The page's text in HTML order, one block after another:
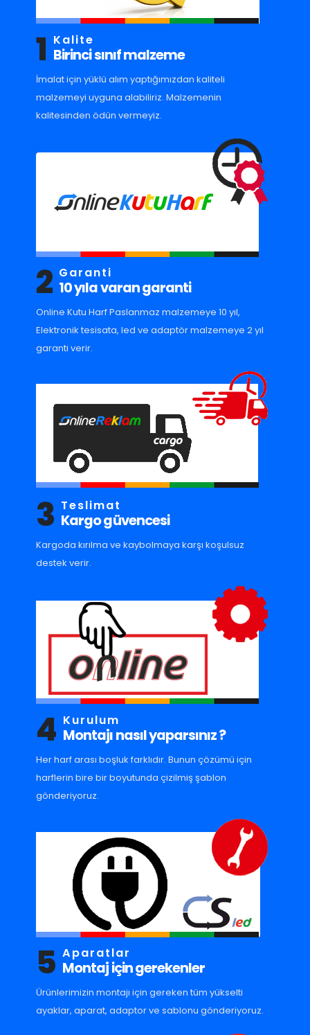
1 Kalite
Birinci sınıf malzeme
İmalat için yüklü alım yaptığımızdan kaliteli
malzemeyi uyguna alabiliriz. Malzemenin
kalitesinden ödün vermeyiz.
2 Garanti
10 yıla varan garanti
Online Kutu Harf Paslanmaz malzemeye 10 yıl,
Elektronik tesisata, led ve adaptör malzemeye 2 yıl
garanti verir.
3 Teslimat
Kargo güvencesi
Kargoda kırılma ve kaybolmaya karşı koşulsuz
destek verir.
4 Kurulum
Montajı nasıl yaparsınız ?
Her harf arası boşluk farklıdır. Bunun çözümü için
harflerin bire bir boyutunda çizilmiş şablon
gönderiyoruz.
5 Aparatlar
Montaj için gerekenler
Ürünlerimizin montajı için gereken tüm yükselti
ayaklar, aparat, adaptor ve sablonu gönderiyoruz.